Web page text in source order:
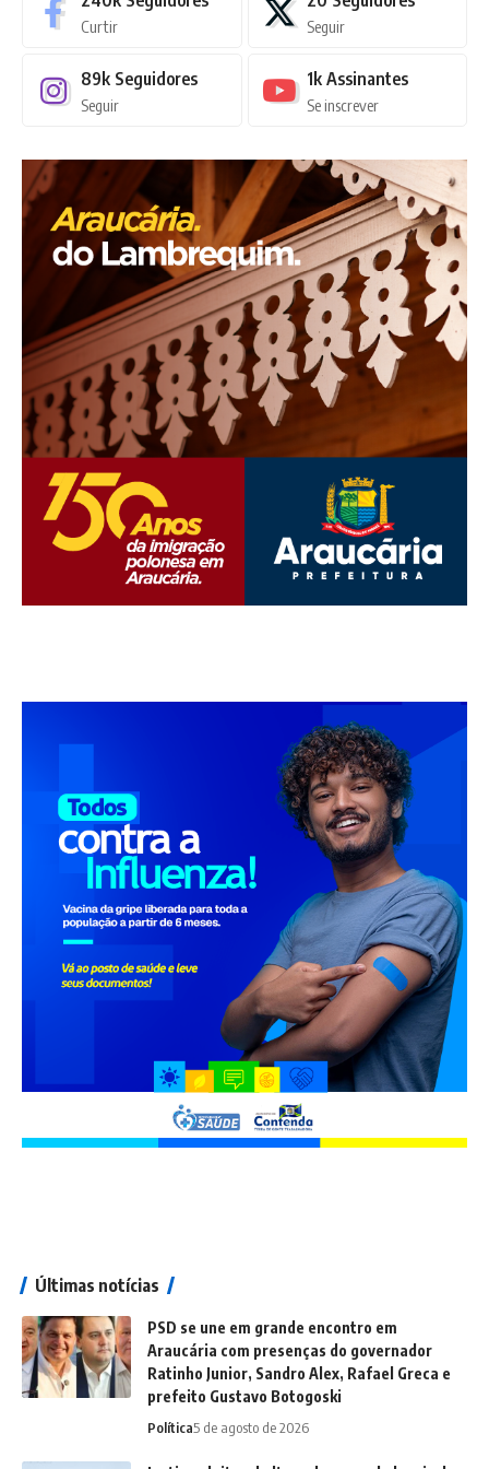
Curtir Seguir
89k Seguidores
Seguir
1k Assinantes
Se inscrever
Últimas notícias
PSD se une em grande encontro em
Araucária com presenças do governador
Ratinho Junior, Sandro Alex, Rafael Greca e
prefeito Gustavo Botogoski
Política5 de agosto de 2026